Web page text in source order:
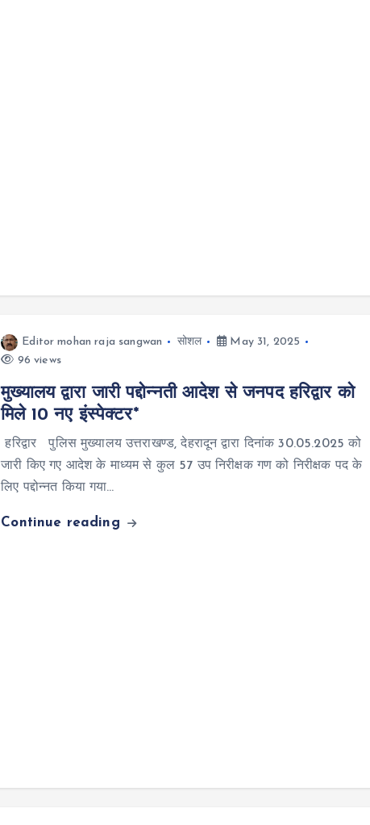
Editor mohan raja sangwan सोशल
May 31, 2025
96 views
मुख्यालय द्वारा जारी पद्दोन्नती आदेश से जनपद हरिद्वार को
मिले 10 नए इंस्पेक्टर*
हरिद्वार पुलिस मुख्यालय उत्तराखण्ड, देहरादून द्वारा दिनांक 30.05.2025 को
जारी किए गए आदेश के माध्यम से कुल 57 उप निरीक्षक गण को निरीक्षक पद के
लिए पद्दोन्नत किया गया…
Continue reading